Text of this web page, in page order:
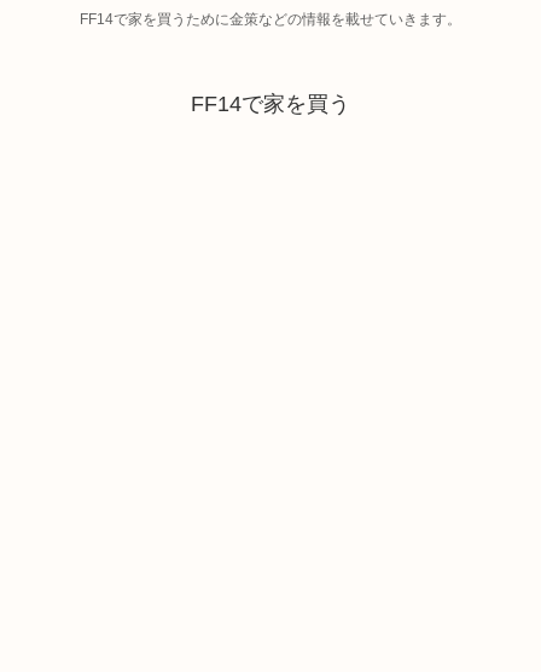
FF14で家を買うために金策などの情報を載せていきます。
FF14で家を買う